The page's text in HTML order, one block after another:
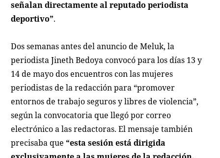
señalan directamente al reputado periodista
deportivo”.
Dos semanas antes del anuncio de Meluk, la
periodista Jineth Bedoya convocó para los días 13 y
14 de mayo dos encuentros con las mujeres
periodistas de la redacción para “promover
entornos de trabajo seguros y libres de violencia”,
según la convocatoria que llegó por correo
electrónico a las redactoras. El mensaje también
precisaba que “esta sesión está dirigida